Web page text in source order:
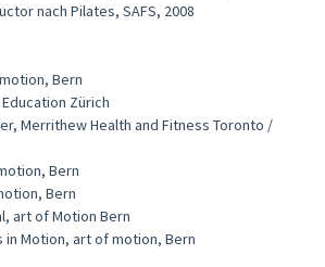
nach Pilates, SAFS, 2008
Bern
Zürich
Merrithew Health and Fitness Toronto /
Bern
Bern
art of Motion Bern
in Motion, art of motion, Bern